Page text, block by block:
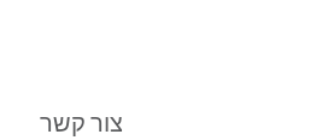
צור קשר